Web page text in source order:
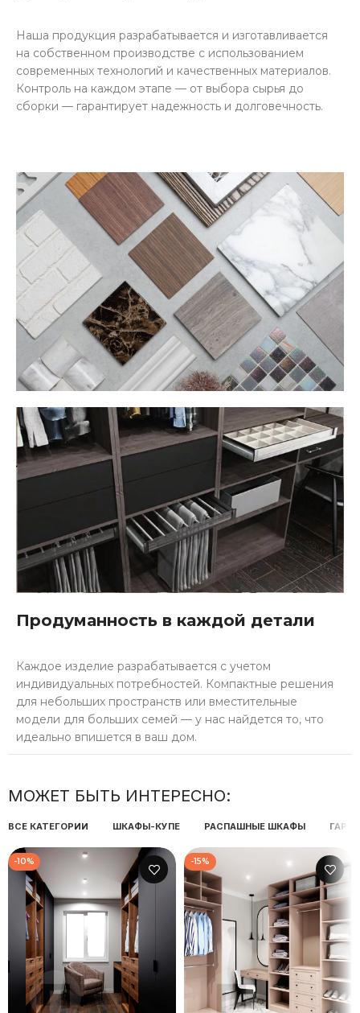
Наша продукция разрабатывается и изготавливается
на собственном производстве с использованием
современных технологий и качественных материалов.
Контроль на каждом этапе — от выбора сырья до
сборки — гарантирует надежность и долговечность.
Продуманность в каждой детали
Каждое изделие разрабатывается с учетом
индивидуальных потребностей. Компактные решения
для небольших пространств или вместительные
модели для больших семей — у нас найдется то, что
идеально впишется в ваш дом.
МОЖЕТ БЫТЬ ИНТЕРЕСНО:
ВСЕ КАТЕГОРИИ ШКАФЫ-КУПЕ РАСПАШНЫЕ ШКАФЫ
-10% -15%